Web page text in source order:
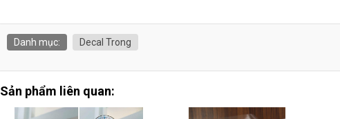
Danh mục: Decal Trong
Sản phẩm liên quan: